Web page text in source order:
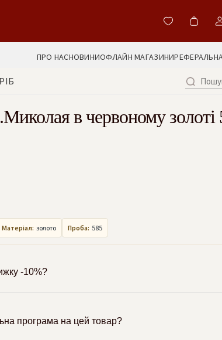
ПРО НАСНОВИНИОФЛАЙН МАГАЗИНИ
в червоному
Матеріал: золото Проба: 585
-10%?
програма на цей товар?